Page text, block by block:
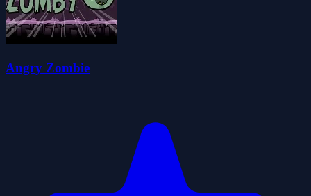
Angry Zombie